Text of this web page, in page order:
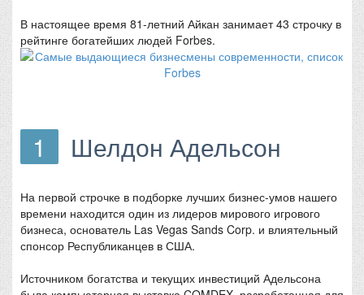
В настоящее время 81-летний Айкан занимает 43 строчку в
рейтинге богатейших людей Forbes.
1 Шелдон Адельсон
На первой строчке в подборке лучших бизнес-умов нашего
времени находится один из лидеров мирового игрового
бизнеса, основатель Las Vegas Sands Corp. и влиятельный
спонсор Республиканцев в США.
Источником богатства и текущих инвестиций Адельсона